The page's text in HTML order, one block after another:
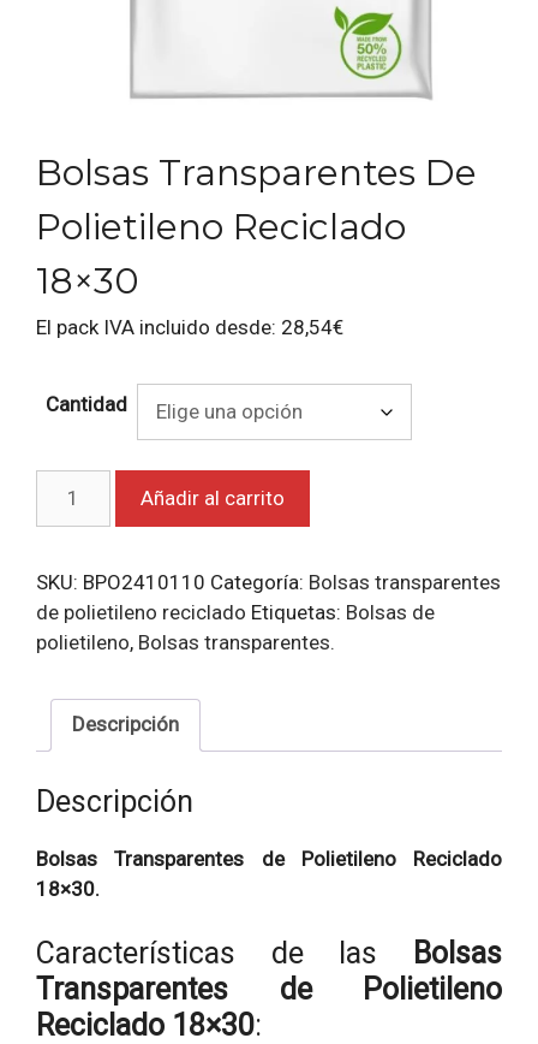
Bolsas Transparentes De
Polietileno Reciclado
18×30
El pack IVA incluido desde: 28,54€
Cantidad
transparentes
polietileno
reciclado
18x30
Añadir al carrito
SKU: BPO2410110 Categoría: Bolsas transparentes
de polietileno reciclado Etiquetas: Bolsas de
polietileno, Bolsas transparentes.
Descripción
Descripción
Bolsas Transparentes de Polietileno Reciclado
18×30.
Características de las Bolsas
Transparentes de Polietileno
Reciclado 18×30: